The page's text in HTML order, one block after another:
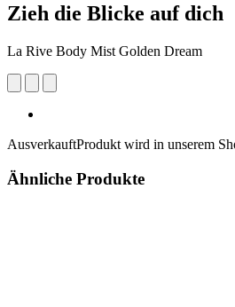
Zieh die Blicke auf dich
La Rive Body Mist Golden Dream
AusverkauftProdukt wird in unserem
Ähnliche Produkte